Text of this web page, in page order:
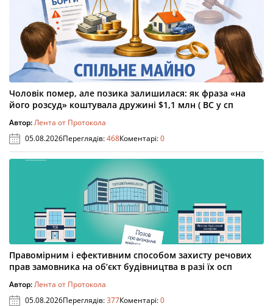
Чоловік помер, але позика залишилася: як фраза «на
його розсуд» коштувала дружині $1,1 млн ( ВС у сп
Автор:Лента от Протокола
05.08.2026Переглядів:468Коментарі:0
Правомірним і ефективним способом захисту речових
прав замовника на об’єкт будівництва в разі їх осп
Автор:Лента от Протокола
05.08.2026Переглядів:377Коментарі:0